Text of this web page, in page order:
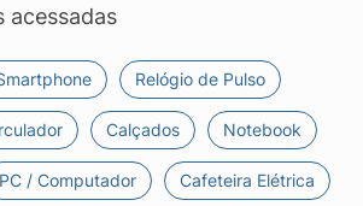
acessadas
Relógio de Pulso
Calçados Notebook
PC / Computador Cafeteira Elétrica